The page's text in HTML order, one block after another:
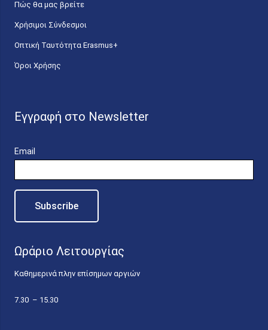
Πώς θα μας βρείτε
Χρήσιμοι Σύνδεσμοι
Οπτική Ταυτότητα Erasmus+
Όροι Χρήσης
Εγγραφή στο Newsletter
Email
Ωράριο Λειτουργίας
Καθημερινά πλην επίσημων αργιών
7.30 – 15.30